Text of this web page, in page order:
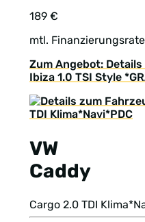
189 €
mtl. Finanzierungsrate
Zum Angebot: Details
Ibiza 1.0 TSI Style
VW
Caddy
Cargo 2.0 TDI